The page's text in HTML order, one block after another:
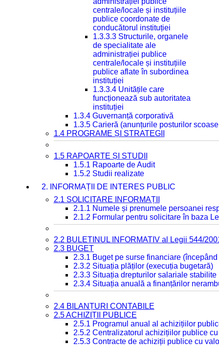
centrale/locale și instituțiile
publice coordonate de
conducătorul instituției
1.3.3.3 Structurile, organele
de specialitate ale
administrației publice
centrale/locale și instituțiile
publice aflate în subordinea
instituției
1.3.3.4 Unitățile care
funcționează sub autoritatea
instituției
1.3.4 Guvernanță corporativă
1.3.5 Carieră (anunțurile posturilor
1.4 PROGRAME ȘI STRATEGII
1.5 RAPOARTE ȘI STUDII
1.5.1 Rapoarte de Audit
1.5.2 Studii realizate
2. INFORMAȚII DE INTERES PUBLIC
2.1 SOLICITARE INFORMAȚII
2.1.1 Numele și prenumele persoanei
2.1.2 Formular pentru solicitare în baza
2.2 BULETINUL INFORMATIV al Legii 544/
2.3 BUGET
2.3.1 Buget pe surse financiare
2.3.2 Situația plăților (execuția bugetară)
2.3.3 Situația drepturilor salariale
2.3.4 Situația anuală a finanțărilor
2.4 BILANȚURI CONTABILE
2.5 ACHIZIȚII PUBLICE
2.5.1 Programul anual al achizițiilor
2.5.2 Centralizatorul achizițiilor publice
2.5.3 Contracte de achiziții publice cu